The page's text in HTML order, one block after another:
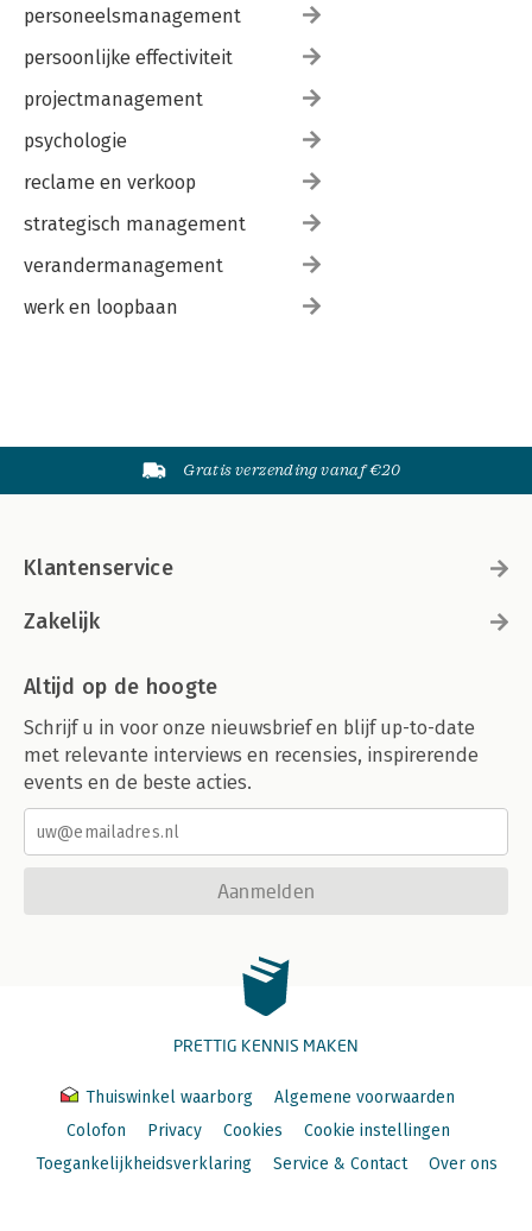
personeelsmanagement
persoonlijke effectiviteit
projectmanagement
psychologie
reclame en verkoop
strategisch management
verandermanagement
werk en loopbaan
Gratis verzending vanaf €20
Klantenservice
Zakelijk
Altijd op de hoogte
Schrijf u in voor onze nieuwsbrief en blijf up-to-date
met relevante interviews en recensies, inspirerende
events en de beste acties.
Aanmelden
PRETTIG KENNIS MAKEN
Thuiswinkel waarborg
Algemene voorwaarden
Colofon
Privacy Cookies
Cookie instellingen
Toegankelijkheidsverklaring
Service & Contact Over ons